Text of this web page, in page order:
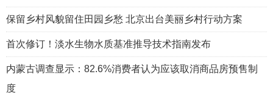
保留乡村风貌留住田园乡愁 北京出台美丽乡村行动方案
首次修订！淡水生物水质基准推导技术指南发布
内蒙古调查显示：82.6%消费者认为应该取消商品房预售制
度